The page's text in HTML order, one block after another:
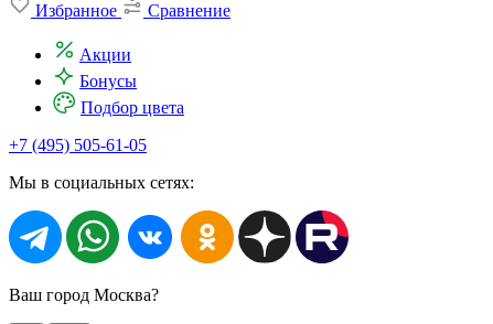
Избранное
Сравнение
Акции
Бонусы
Подбор цвета
+7 (495) 505-61-05
Мы в социальных сетях:
Ваш город Москва?